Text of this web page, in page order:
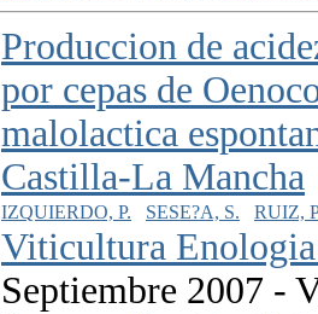
Produccion de
por cepas de
malolactica
Castilla-La Mancha
IZQUIERDO, P. SESE?A, S.
RUIZ,
Viticultura
Septiembre 2007 -